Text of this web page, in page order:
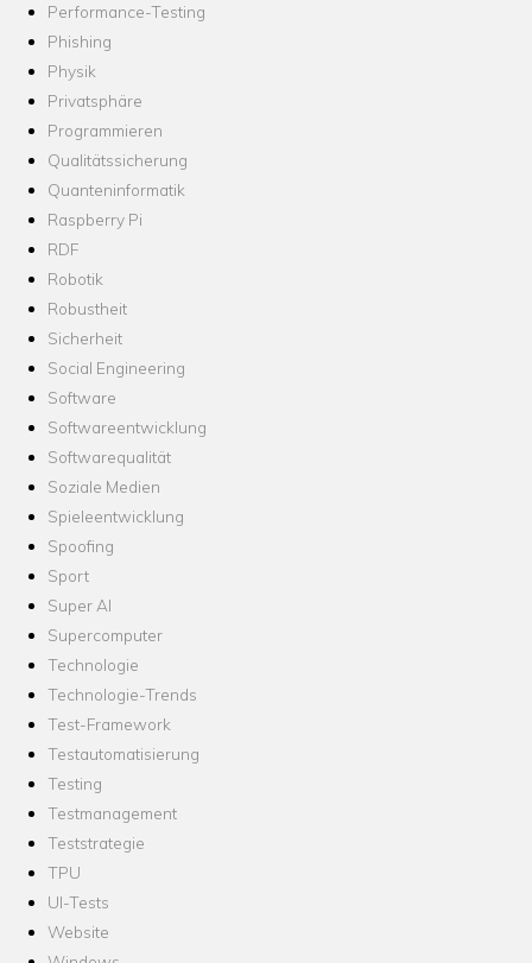
Performance-Testing
Phishing
Physik
Privatsphäre
Programmieren
Qualitätssicherung
Quanteninformatik
Raspberry Pi
RDF
Robotik
Robustheit
Sicherheit
Social Engineering
Software
Softwareentwicklung
Softwarequalität
Soziale Medien
Spieleentwicklung
Spoofing
Sport
Super AI
Supercomputer
Technologie
Technologie-Trends
Test-Framework
Testautomatisierung
Testing
Testmanagement
Teststrategie
TPU
UI-Tests
Website